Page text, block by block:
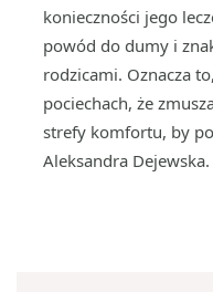
konieczności jego
powód do dumy i
rodzicami. Oznacza
pociechach, że
strefy komfortu, by
Aleksandra Dejewska.